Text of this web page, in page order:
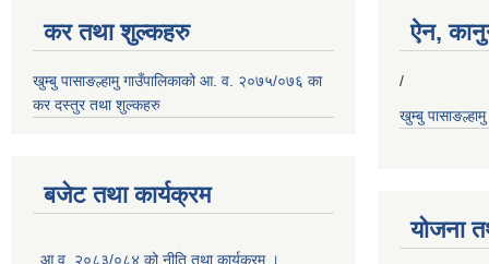
कर तथा शुल्कहरु
खुम्बु पासाङल्हामु गाउँपालिकाको आ. व. २०७५/०७६ का
कर दस्तुर तथा शुल्कहरु
बजेट तथा कार्यक्रम
आ.व. २०८३/०८४ को नीति तथा कार्यक्रम ।
ऐन,
/
खुम्बु
योजना